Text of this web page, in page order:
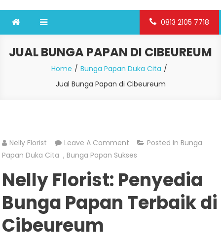
0813 2105 7718
JUAL BUNGA PAPAN DI CIBEUREUM
Home
Bunga Papan Duka Cita
Jual Bunga Papan di Cibeureum
Nelly Florist Leave A Comment On
Jual
Papan
Cibeureum
Posted In Bunga
Papan Duka Cita , Bunga Papan Sukses
Nelly Florist: Penyedia
Bunga Papan Terbaik di
Cibeureum